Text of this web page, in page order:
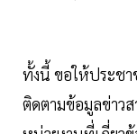
ทั้งนี้ ขอให้ประช
ติดตามข้อมูลข่าว